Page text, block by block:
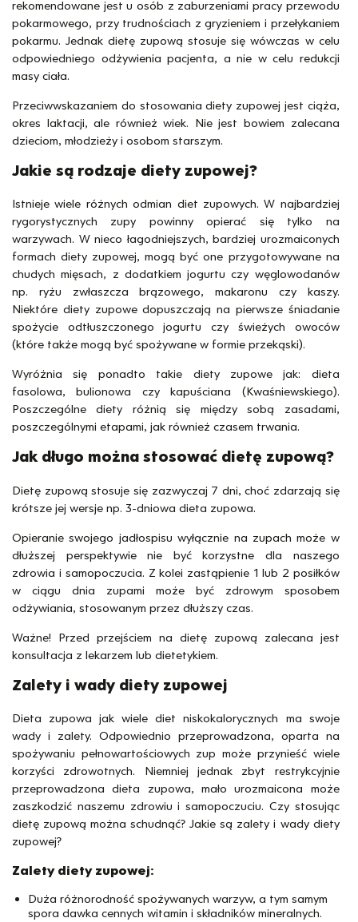
rekomendowane jest u osób z zaburzeniami pracy przewodu
pokarmowego, przy trudnościach z gryzieniem i przełykaniem
pokarmu. Jednak dietę zupową stosuje się wówczas w celu
odpowiedniego odżywienia pacjenta, a nie w celu redukcji
masy ciała.
Przeciwwskazaniem do stosowania diety zupowej jest ciąża,
okres laktacji, ale również wiek. Nie jest bowiem zalecana
dzieciom, młodzieży i osobom starszym.
Jakie są rodzaje diety zupowej?
Istnieje wiele różnych odmian diet zupowych. W najbardziej
rygorystycznych zupy powinny opierać się tylko na
warzywach. W nieco łagodniejszych, bardziej urozmaiconych
formach diety zupowej, mogą być one przygotowywane na
chudych mięsach, z dodatkiem jogurtu czy węglowodanów
np. ryżu zwłaszcza brązowego, makaronu czy kaszy.
Niektóre diety zupowe dopuszczają na pierwsze śniadanie
spożycie odtłuszczonego jogurtu czy świeżych owoców
(które także mogą być spożywane w formie przekąski).
Wyróżnia się ponadto takie diety zupowe jak: dieta
fasolowa, bulionowa czy kapuściana (Kwaśniewskiego).
Poszczególne diety różnią się między sobą zasadami,
poszczególnymi etapami, jak również czasem trwania.
Jak długo można stosować dietę zupową?
Dietę zupową stosuje się zazwyczaj 7 dni, choć zdarzają się
krótsze jej wersje np. 3-dniowa dieta zupowa.
Opieranie swojego jadłospisu wyłącznie na zupach może w
dłuższej perspektywie nie być korzystne dla naszego
zdrowia i samopoczucia. Z kolei zastąpienie 1 lub 2 posiłków
w ciągu dnia zupami może być zdrowym sposobem
odżywiania, stosowanym przez dłuższy czas.
Ważne! Przed przejściem na dietę zupową zalecana jest
konsultacja z lekarzem lub dietetykiem.
Zalety i wady diety zupowej
Dieta zupowa jak wiele diet niskokalorycznych ma swoje
wady i zalety. Odpowiednio przeprowadzona, oparta na
spożywaniu pełnowartościowych zup może przynieść wiele
korzyści zdrowotnych. Niemniej jednak zbyt restrykcyjnie
przeprowadzona dieta zupowa, mało urozmaicona może
zaszkodzić naszemu zdrowiu i samopoczuciu. Czy stosując
dietę zupową można schudnąć? Jakie są zalety i wady diety
zupowej?
Zalety diety zupowej:
Duża różnorodność spożywanych warzyw, a tym samym
spora dawka cennych witamin i składników mineralnych.